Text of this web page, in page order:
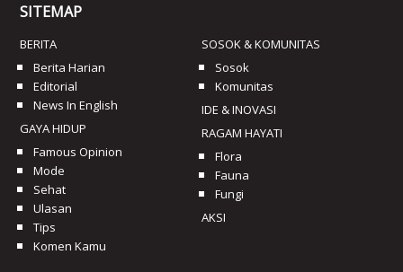
SITEMAP
BERITA
Berita Harian
Editorial
News In English
GAYA HIDUP
Famous Opinion
Mode
Sehat
Ulasan
Tips
Komen Kamu
SOSOK & KOMUNITAS
Sosok
Komunitas
IDE & INOVASI
RAGAM HAYATI
Flora
Fauna
Fungi
AKSI